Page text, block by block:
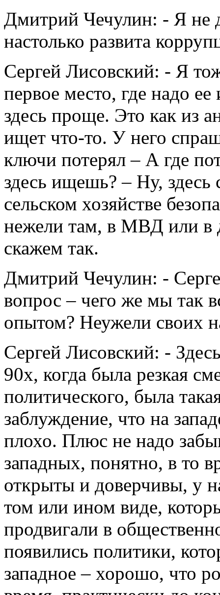
Дмитрий Чечулин: - Я не
настолько развита
Сергей Лисовский: - Я
первое место, где надо
здесь проще. Это как из
ищет что-то. У него
ключи потерял – А где
здесь ищешь? – Ну, здесь
сельском хозяйстве
нежели там, в МВД или в
скажем так.
Дмитрий Чечулин: -
вопрос – чего же мы так
опытом? Неужели своих
Сергей Лисовский: -
90х, когда была резкая
политического, была
заблуждение, что на
плохо. Плюс не надо
западных, понятно, в то
открыты и доверчивы, у
том или ином виде,
продвигали в
появились политики,
западное – хорошо, что